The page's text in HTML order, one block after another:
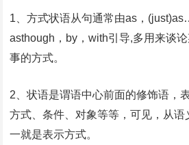
1、方式状语从句通常由as，
asthough，by，with引导,多用来谈
事的方式。
2、状语是谓语中心前面的修饰语，
方式、条件、对象等等，可见，从语
一就是表示方式。